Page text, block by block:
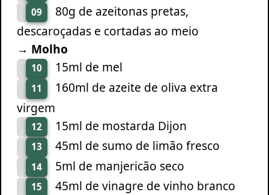
09
80g de azeitonas pretas,
descaroçadas e cortadas ao meio
→ Molho
10 15ml de mel
11
160ml de azeite de oliva extra
virgem
12 15ml de mostarda Dijon
13 45ml de sumo de limão fresco
14 5ml de manjericão seco
15
45ml de vinagre de vinho branco